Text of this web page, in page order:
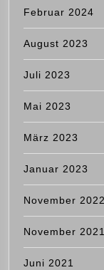
Februar 2024
August 2023
Juli 2023
Mai 2023
März 2023
Januar 2023
November 2022
November 2021
Juni 2021